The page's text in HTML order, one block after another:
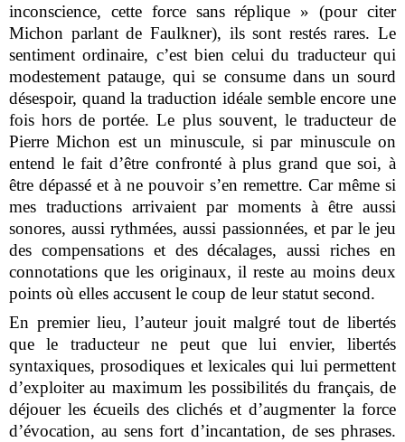
inconscience, cette force sans réplique » (pour citer
Michon parlant de Faulkner), ils sont restés rares. Le
sentiment ordinaire, c’est bien celui du traducteur qui
modestement patauge, qui se consume dans un sourd
désespoir, quand la traduction idéale semble encore une
fois hors de portée. Le plus souvent, le traducteur de
Pierre Michon est un minuscule, si par minuscule on
entend le fait d’être confronté à plus grand que soi, à
être dépassé et à ne pouvoir s’en remettre. Car même si
mes traductions arrivaient par moments à être aussi
sonores, aussi rythmées, aussi passionnées, et par le jeu
des compensations et des décalages, aussi riches en
connotations que les originaux, il reste au moins deux
points où elles accusent le coup de leur statut second.
En premier lieu, l’auteur jouit malgré tout de libertés
que le traducteur ne peut que lui envier, libertés
syntaxiques, prosodiques et lexicales qui lui permettent
d’exploiter au maximum les possibilités du français, de
déjouer les écueils des clichés et d’augmenter la force
d’évocation, au sens fort d’incantation, de ses phrases.